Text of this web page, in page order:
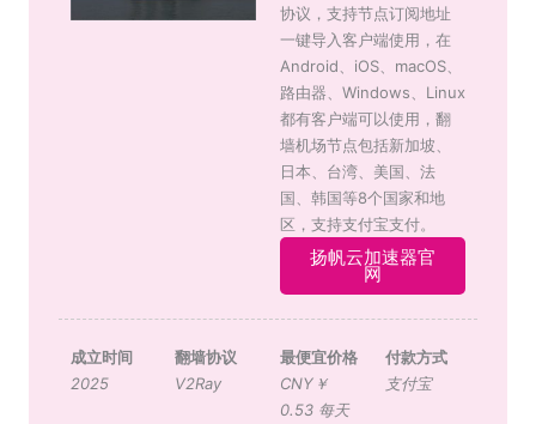
协议，支持节点订阅地址
一键导入客户端使用，在
Android、iOS、macOS、
路由器、Windows、Linux
都有客户端可以使用，翻
墙机场节点包括新加坡、
日本、台湾、美国、法
国、韩国等8个国家和地
区，支持支付宝支付。
扬帆云加速器官
网
成立时间
2025
翻墙协议
V2Ray
最便宜价格
CNY￥
0.53 每天
付款方式
支付宝